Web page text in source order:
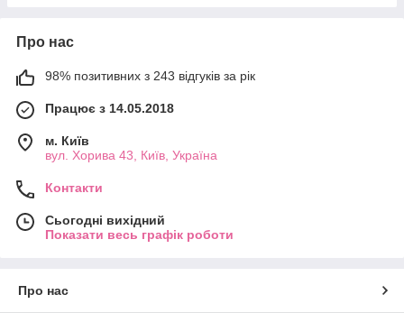
Про нас
98% позитивних з 243 відгуків за рік
Працює з 14.05.2018
м. Київ
вул. Хорива 43, Київ, Україна
Контакти
Сьогодні вихідний
Показати весь графік роботи
Про нас